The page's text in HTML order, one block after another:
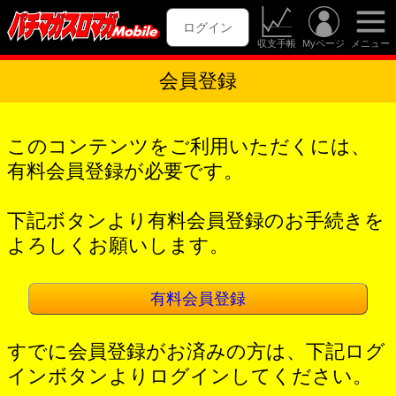
ログイン
収支手帳 Myページ メニュー
会員登録
このコンテンツをご利用いただくには、
有料会員登録が必要です。
下記ボタンより有料会員登録のお手続きを
よろしくお願いします。
有料会員登録
すでに会員登録がお済みの方は、下記ログ
インボタンよりログインしてください。